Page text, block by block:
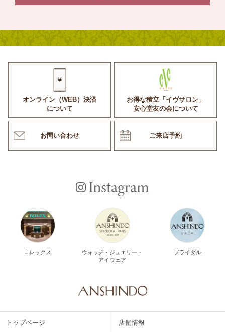
オンライン（WEB）決済
について
お得な積立「イヴサロン」
安心堂友の会について
お問い合わせ ご来店予約
Instagram
ロレックス
ウォッチ・ジュエリー・
アイウェア
ブライダル
トップページ 店舗情報